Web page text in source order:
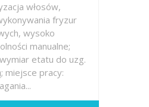
włosów,
fryzur
wysoko
manualne;
etatu do uzg.
miejsce pracy: